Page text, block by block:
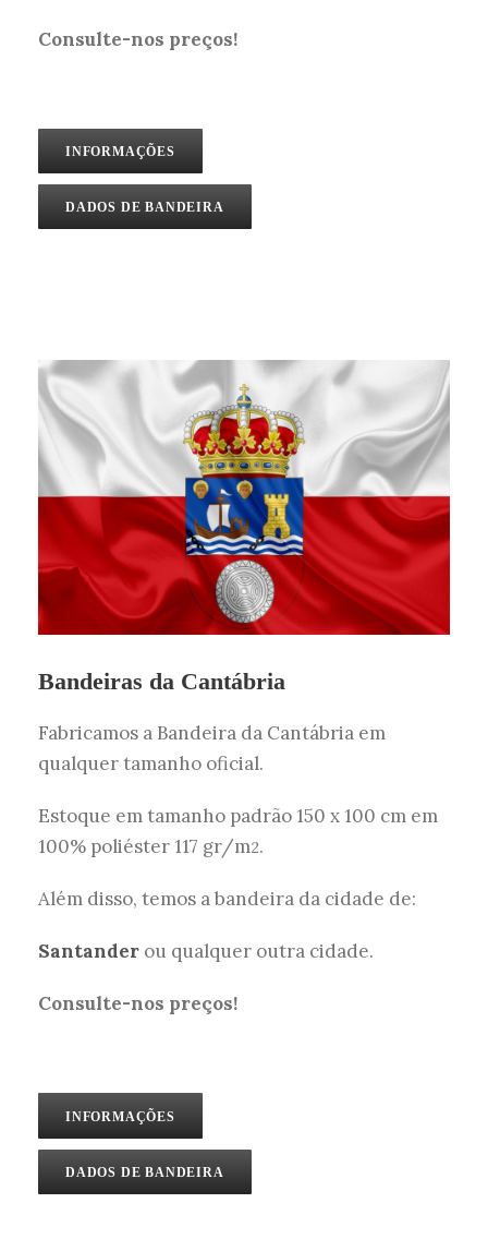
Consulte-nos preços!
INFORMAÇÕES
DADOS DE BANDEIRA
Bandeiras da Cantábria
Fabricamos a Bandeira da Cantábria em
qualquer tamanho oficial.
Estoque em tamanho padrão 150 x 100 cm em
100% poliéster 117 gr/m2.
Além disso, temos a bandeira da cidade de:
Santander ou qualquer outra cidade.
Consulte-nos preços!
INFORMAÇÕES
DADOS DE BANDEIRA